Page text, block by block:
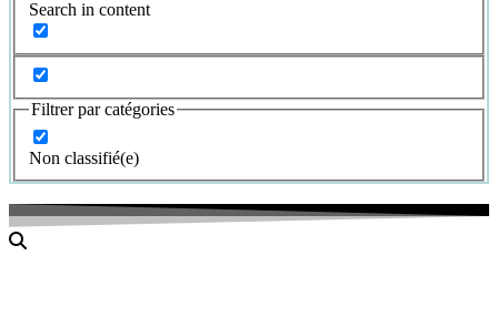
Search in content
Filtrer par catégories
Non classifié(e)